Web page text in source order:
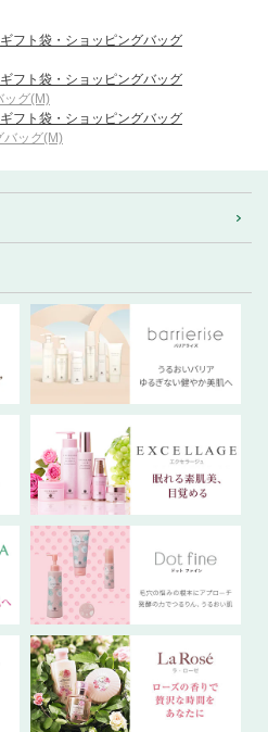
ギフト袋・ショッピングバッグ
ギフト袋・ショッピングバッグ
ッグ(M)
ギフト袋・ショッピングバッグ
バッグ(M)